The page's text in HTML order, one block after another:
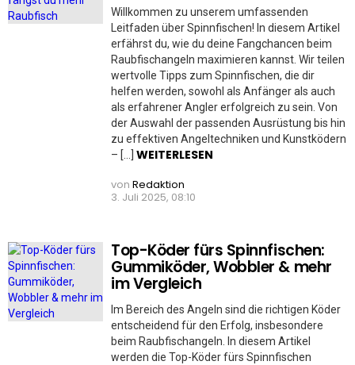
Willkommen zu unserem umfassenden
Leitfaden über Spinnfischen! In diesem Artikel
erfährst du, wie du deine Fangchancen beim
Raubfischangeln maximieren kannst. Wir teilen
wertvolle Tipps zum Spinnfischen, die dir
helfen werden, sowohl als Anfänger als auch
als erfahrener Angler erfolgreich zu sein. Von
der Auswahl der passenden Ausrüstung bis hin
zu effektiven Angeltechniken und Kunstködern
– […] WEITERLESEN
von Redaktion
3. Juli 2025, 08:10
Top-Köder fürs Spinnfischen:
Gummiköder, Wobbler & mehr
im Vergleich
Im Bereich des Angeln sind die richtigen Köder
entscheidend für den Erfolg, insbesondere
beim Raubfischangeln. In diesem Artikel
werden die Top-Köder fürs Spinnfischen